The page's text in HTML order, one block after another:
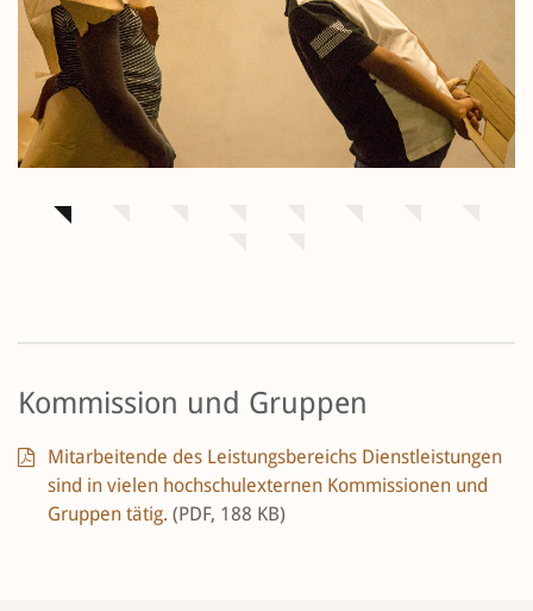
Kommission und Gruppen
Mitarbeitende des Leistungsbereichs Dienstleistungen
sind in vielen hochschulexternen Kommissionen und
Gruppen tätig. (PDF, 188 KB)